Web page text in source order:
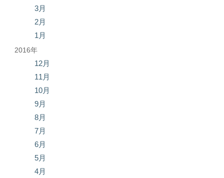
3月
2月
1月
2016年
12月
11月
10月
9月
8月
7月
6月
5月
4月